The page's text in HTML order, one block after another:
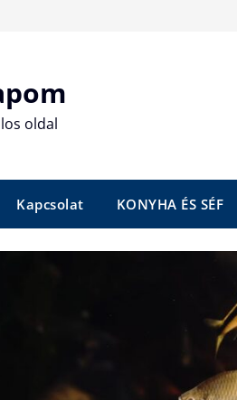
oldal
Kapcsolat KONYHA ÉS SÉF